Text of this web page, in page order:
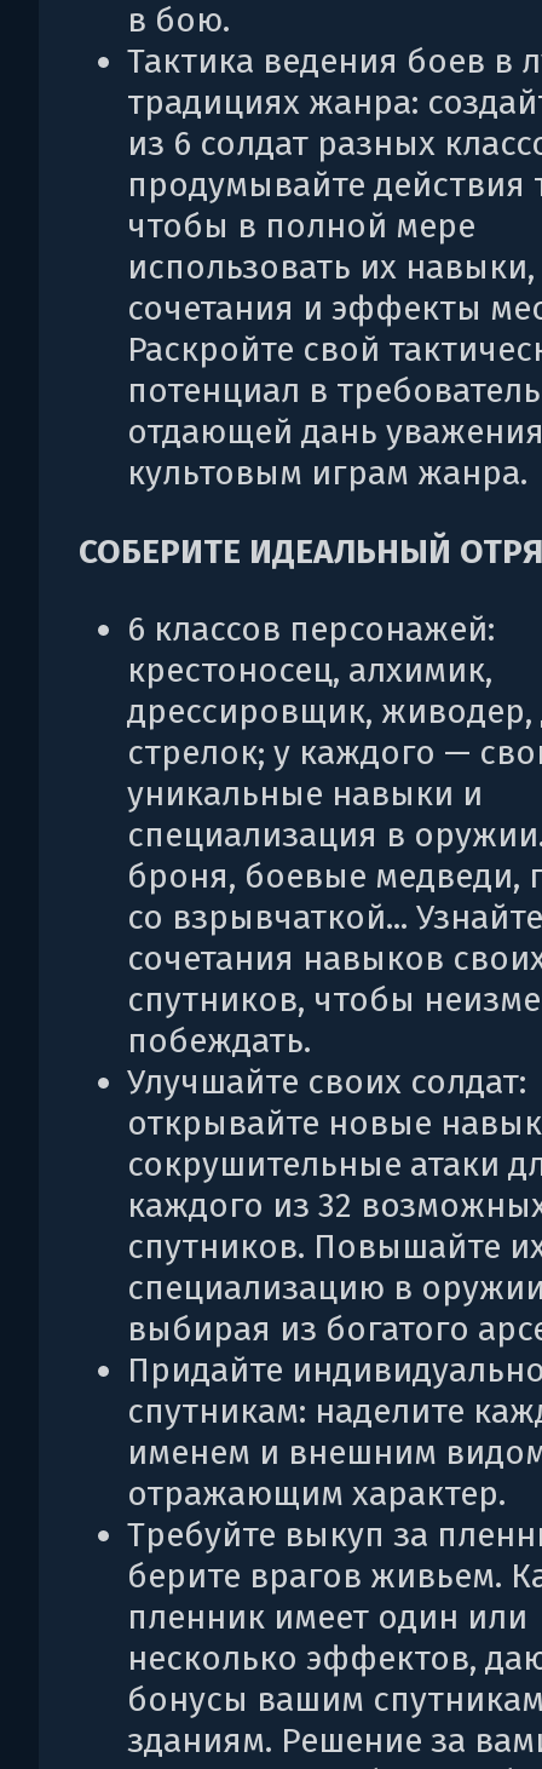
в бою.
Тактика ведения боев в
традициях жанра:
из 6 солдат разных
продумывайте действия
чтобы в полной мере
использовать их навыки,
сочетания и эффекты
Раскройте свой
потенциал в
отдающей дань
культовым играм жанра.
СОБЕРИТЕ ИДЕАЛЬНЫЙ
6 классов персонажей:
крестоносец, алхимик,
дрессировщик, живодер,
стрелок; у каждого —
уникальные навыки и
специализация в
броня, боевые медведи,
со взрывчаткой...
сочетания навыков
спутников, чтобы
побеждать.
Улучшайте своих солдат:
открывайте новые
сокрушительные атаки
каждого из 32
спутников. Повышайте
специализацию в
выбирая из богатого
Придайте
спутникам: наделите
именем и внешним
отражающим характер.
Требуйте выкуп за
берите врагов живьем.
пленник имеет один или
несколько эффектов,
бонусы вашим
зданиям. Решение за